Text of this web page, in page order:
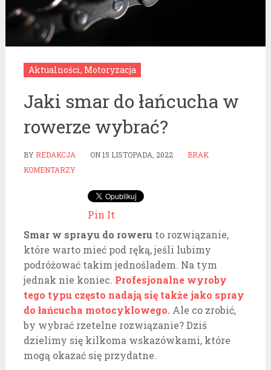
Aktualności, Motoryzacja
Jaki smar do łańcucha w
rowerze wybrać?
BY REDAKCJA ON15 LISTOPADA, 2022
BRAK
KOMENTARZY
Pin It
Smar w sprayu do roweruto rozwiązanie,
które warto mieć pod ręką, jeśli lubimy
podróżować takim jednośladem. Na tym
jednak nie koniec. Profesjonalne wyroby
tego typu często nadają się także jako spray
do łańcucha motocyklowego.Ale co zrobić,
by wybrać rzetelne rozwiązanie? Dziś
dzielimy się kilkoma wskazówkami, które
mogą okazać się przydatne.